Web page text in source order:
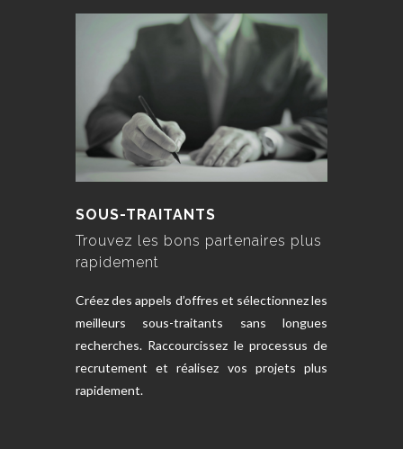
SOUS-TRAITANTS
Trouvez les bons partenaires plus
rapidement
Créez des appels d’offres et sélectionnez les
meilleurs sous-traitants sans longues
recherches. Raccourcissez le processus de
recrutement et réalisez vos projets plus
rapidement.